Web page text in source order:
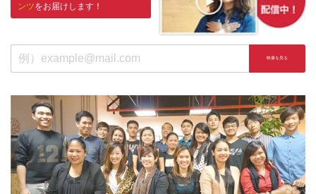
ンツをお届けします！